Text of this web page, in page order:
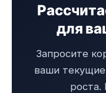
для
Запросите
ваши
роста.